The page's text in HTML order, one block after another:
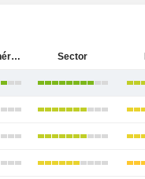
Société Générale Sector